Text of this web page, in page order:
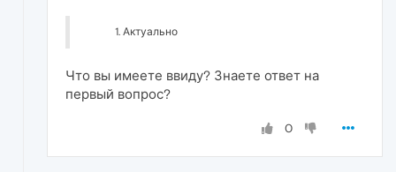
Актуально
Что вы имеете ввиду? Знаете ответ на
первый вопрос?
0